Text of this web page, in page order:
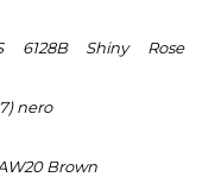
6128B Shiny Rose
nero
Brown